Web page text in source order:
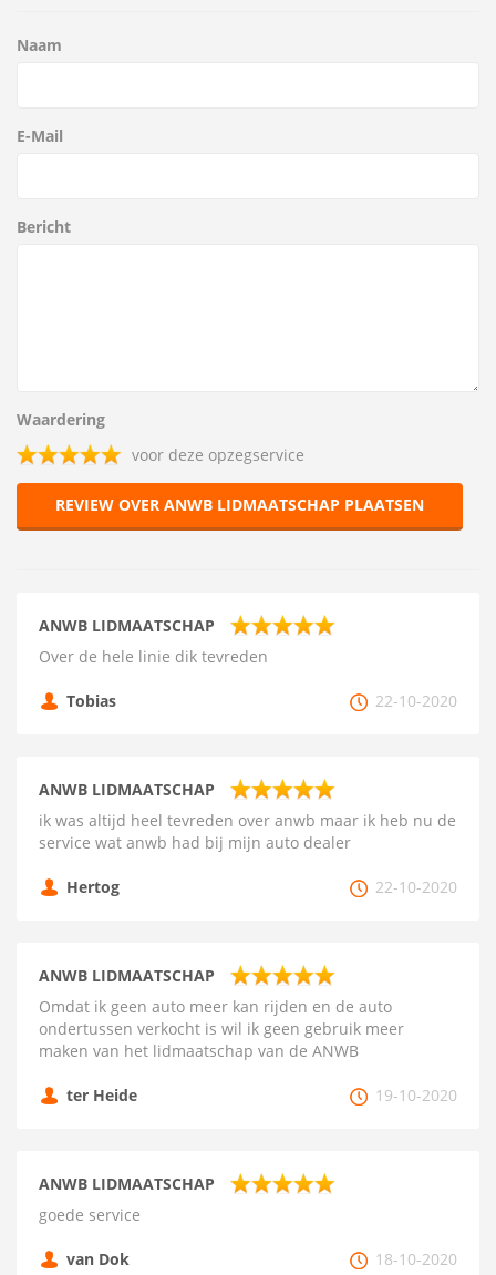
Naam
E-Mail
Bericht
Waardering
voor deze opzegservice
REVIEW OVER ANWB LIDMAATSCHAP PLAATSEN
ANWB LIDMAATSCHAP
Over de hele linie dik tevreden
Tobias 22-10-2020
ANWB LIDMAATSCHAP
ik was altijd heel tevreden over anwb maar ik heb nu de
service wat anwb had bij mijn auto dealer
Hertog 22-10-2020
ANWB LIDMAATSCHAP
Omdat ik geen auto meer kan rijden en de auto
ondertussen verkocht is wil ik geen gebruik meer
maken van het lidmaatschap van de ANWB
ter Heide 19-10-2020
ANWB LIDMAATSCHAP
goede service
van Dok 18-10-2020